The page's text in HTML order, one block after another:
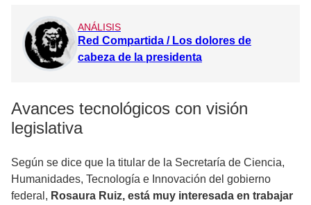
ANÁLISIS
Red Compartida / Los dolores de
cabeza de la presidenta
Avances tecnológicos con visión
legislativa
Según se dice que la titular de la Secretaría de Ciencia,
Humanidades, Tecnología e Innovación del gobierno
federal, Rosaura Ruiz, está muy interesada en trabajar